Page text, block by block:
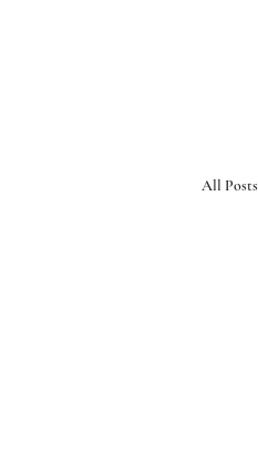
All Posts